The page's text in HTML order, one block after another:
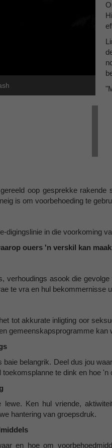
oop gesprekke
is om voorbehoeding te
digingslinie in die voorkoming
ouers 'n verskil kan
verhoudings asook die
te vra en hul bekommernisse
tot akkurate inligting oor
gemeenskapsprogramme kan
belangrik. Deel dus jou
te dink en hoe
Ken hul vriende,
hantering van groepsdruk.
en hoe om